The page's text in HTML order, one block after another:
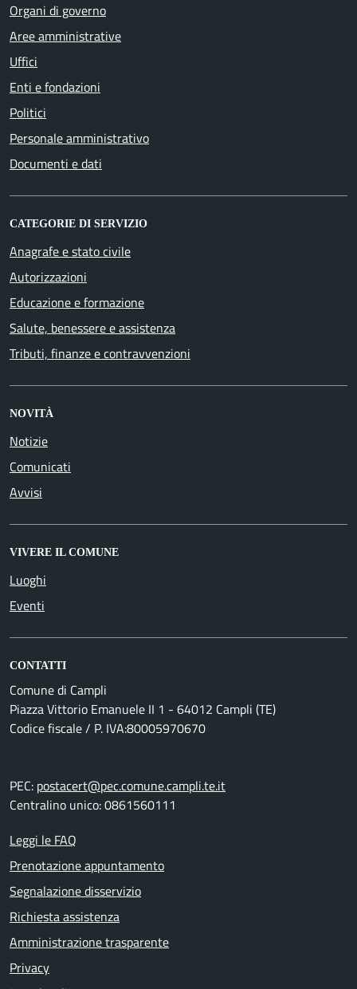
Organi di governo
Aree amministrative
Uffici
Enti e fondazioni
Politici
Personale amministrativo
Documenti e dati
CATEGORIE DI SERVIZIO
Anagrafe e stato civile
Autorizzazioni
Educazione e formazione
Salute, benessere e assistenza
Tributi, finanze e contravvenzioni
NOVITÀ
Notizie
Comunicati
Avvisi
VIVERE IL COMUNE
Luoghi
Eventi
CONTATTI
Comune di Campli
Piazza Vittorio Emanuele II 1 - 64012 Campli (TE)
Codice fiscale / P. IVA:80005970670
PEC: postacert@pec.comune.campli.te.it
Centralino unico: 0861560111
Leggi le FAQ
Prenotazione appuntamento
Segnalazione disservizio
Richiesta assistenza
Amministrazione trasparente
Privacy